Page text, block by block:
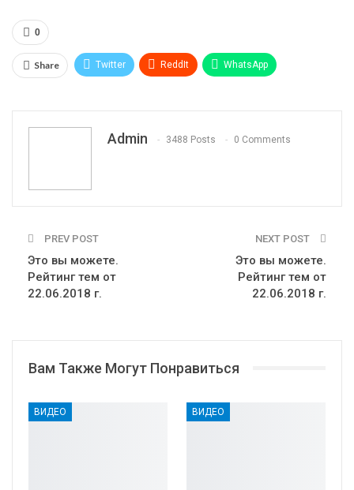
0
Share Twitter ReddIt WhatsApp
Admin 3488 Posts 0 Comments
PREV POST
Это вы можете.
Рейтинг тем от
22.06.2018 г.
NEXT POST
Это вы можете.
Рейтинг тем от
22.06.2018 г.
Вам Также Могут Понравиться
ВИДЕО ВИДЕО